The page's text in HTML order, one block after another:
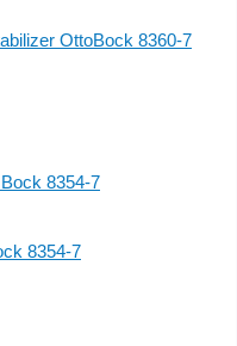
OttoBock 8360-7
8354-7